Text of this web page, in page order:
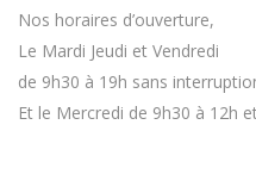
Nos horaires d’ouverture,
Le Mardi Jeudi et Vendredi
de 9h30 à 19h sans
Et le Mercredi de 9h30 à 12h